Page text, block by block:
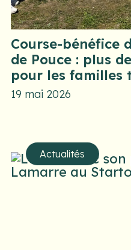
Course-bénéfice
de Pouce : plus
pour les familles
19 mai 2026
Actualités